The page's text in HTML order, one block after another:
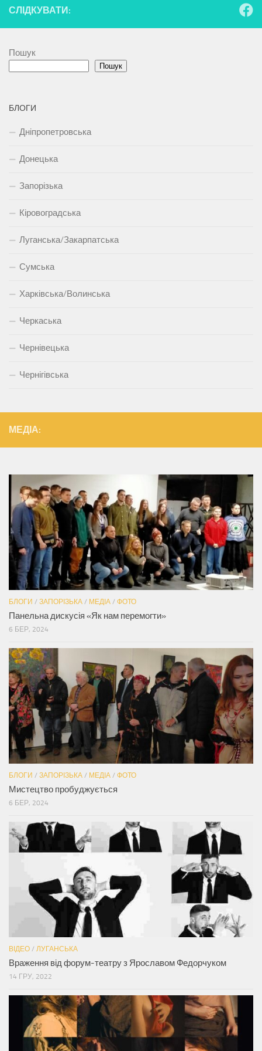
СЛІДКУВАТИ:
Пошук
Пошук
БЛОГИ
Дніпропетровська
Донецька
Запорізька
Кіровоградська
Луганська/Закарпатська
Сумська
Харківська/Волинська
Черкаська
Чернівецька
Чернігівська
МЕДІА:
БЛОГИ / ЗАПОРІЗЬКА / МЕДІА / ФОТО
Панельна дискусія «Як нам перемогти»
6 БЕР, 2024
БЛОГИ / ЗАПОРІЗЬКА / МЕДІА / ФОТО
Мистецтво пробуджується
6 БЕР, 2024
ВІДЕО / ЛУГАНСЬКА
Враження від форум-театру з Ярославом Федорчуком
14 ГРУ, 2022